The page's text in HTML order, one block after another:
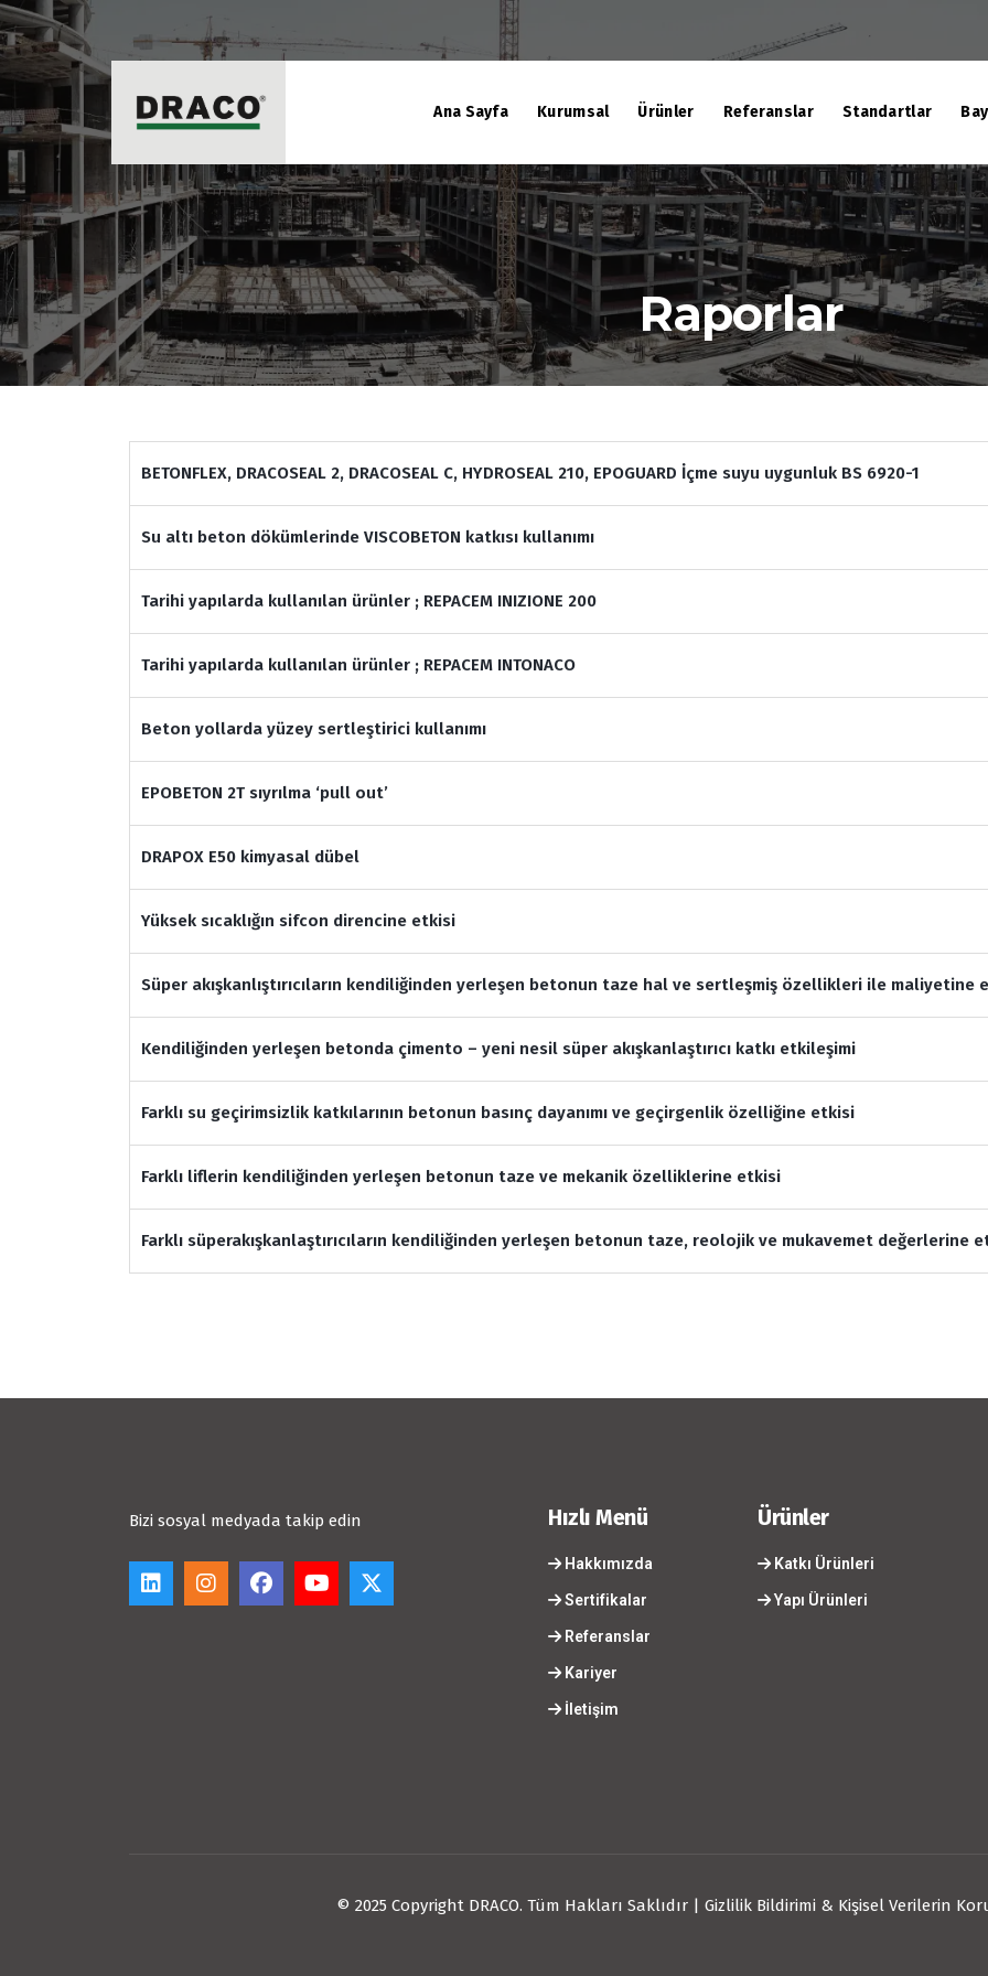
Ana Sayfa Kurumsal Ürünler Referanslar Standartlar
Raporlar
BETONFLEX, DRACOSEAL 2, DRACOSEAL C, HYDROSEAL 210, EPOGUARD İçme suyu uygunluk BS 6920-1
Su altı beton dökümlerinde VISCOBETON katkısı kullanımı
Tarihi yapılarda kullanılan ürünler ; REPACEM INIZIONE 200
Tarihi yapılarda kullanılan ürünler ; REPACEM INTONACO
Beton yollarda yüzey sertleştirici kullanımı
EPOBETON 2T sıyrılma ‘pull out’
DRAPOX E50 kimyasal dübel
Yüksek sıcaklığın sifcon direncine etkisi
Süper akışkanlıştırıcıların kendiliğinden yerleşen betonun taze hal ve sertleşmiş özellikleri ile maliyetine
Kendiliğinden yerleşen betonda çimento – yeni nesil süper akışkanlaştırıcı katkı etkileşimi
Farklı su geçirimsizlik katkılarının betonun basınç dayanımı ve geçirgenlik özelliğine etkisi
Farklı liflerin kendiliğinden yerleşen betonun taze ve mekanik özelliklerine etkisi
Farklı süperakışkanlaştırıcıların kendiliğinden yerleşen betonun taze, reolojik ve mukavemet değerlerine
Bizi sosyal medyada takip edin Hızlı Menü
Hakkımızda
Sertifikalar
Referanslar
Kariyer
İletişim
Ürünler
Katkı Ürünleri
Yapı Ürünleri
© 2025 Copyright DRACO. Tüm Hakları Saklıdır | Gizlilik Bildirimi & Kişisel Verilerin